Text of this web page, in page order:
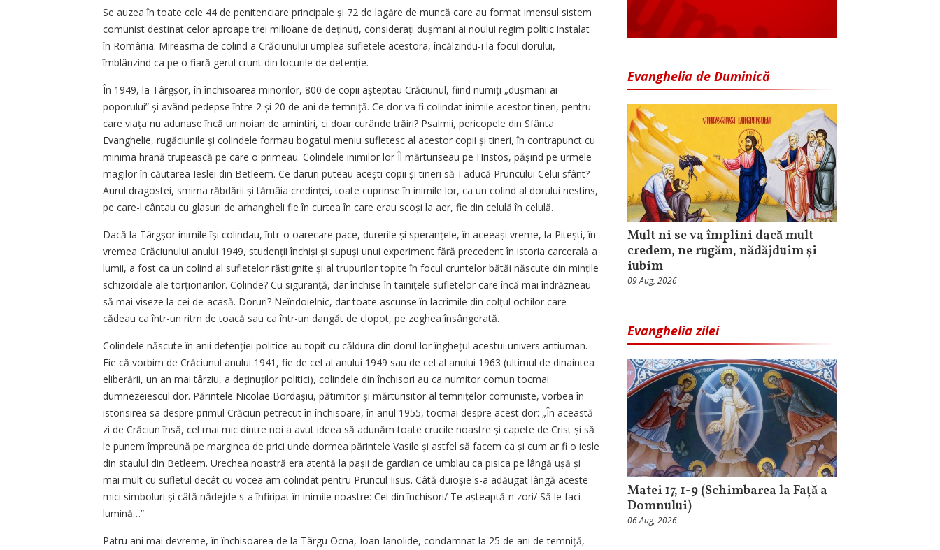
Se auzea în toate cele 44 de penitenciare principale și 72 de lagăre de muncă care au format imensul sistem
comunist destinat celor aproape trei milioane de deținuți, considerați dușmani ai noului regim politic instalat
în România. Mireasma de colind a Crăciunului umplea sufletele acestora, încălzindu-i la focul dorului,
îmblânzind ca pe o fiară gerul crunt din locurile de detenție.
În 1949, la Târgșor, în închisoarea minorilor, 800 de copii așteptau Crăciunul, fiind numiți „dușmani ai
poporului” și având pedepse între 2 și 20 de ani de temniță. Ce dor va fi colindat inimile acestor tineri, pentru
care viața nu adunase încă un noian de amintiri, ci doar curânde trăiri? Psalmii, pericopele din Sfânta
Evanghelie, rugăciunile și colindele formau bogatul meniu sufletesc al acestor copii și tineri, în contrapunct cu
minima hrană trupească pe care o primeau. ­Colindele inimilor lor Îl mărturiseau pe Hristos, pășind pe urmele
magilor în căutarea Ieslei din Betleem. Ce daruri puteau acești copii și tineri să-I aducă Pruncului Celui sfânt?
Aurul dragostei, smirna răbdării și tămâia credinței, toate cuprinse în inimile lor, ca un colind al dorului nestins,
pe care-l cântau cu glasuri de arhangheli fie în curtea în care erau scoși la aer, fie din celulă în celulă.
Dacă la Târgșor inimile își colindau, într-o oarecare pace, durerile și speranțele, în aceeași vreme, la Pitești, în
vremea Crăciunului anului 1949, studenții închiși și supuși unui experiment fără precedent în istoria carcerală a
lumii, a fost ca un colind al sufletelor răstignite și al trupurilor topite în focul cruntelor bătăi născute din mințile
schizoidale ale torționarilor. Colinde? Cu sigu­ranță, dar închise în tainițele sufletelor care încă mai îndrăzneau
să mai viseze la cei de-acasă. Doruri? Neîndoielnic, dar toate ascunse în lacrimile din colțul ochilor care
cădeau ca într-un ritm de toacă sau ca într-un dangăt de clopot, pe zeghea însângerată.
Colindele născute în anii detenției politice au topit cu căldura din dorul lor înghețul acestui univers antiuman.
Fie că vorbim de Crăciunul anului 1941, fie de cel al anului 1949 sau de cel al anului 1963 (ultimul de dinaintea
eliberării, un an mai târziu, a deținuților politici), colindele din închisori au ca numitor comun tocmai
dumnezeiescul dor. Părintele Nicolae Bordașiu, pătimitor și mărturisitor al temnițelor comuniste, vorbea în
istorisirea sa despre primul Crăciun petrecut în închisoare, în anul 1955, tocmai despre acest dor: „În această
zi de Crăciun însă, cel mai mic dintre noi a avut ideea să adunăm toate crucile noastre și capete de Crist și să
le punem împreună pe marginea de prici unde dormea părintele Vasile și astfel să facem ca și cum ar fi o iesle
din staulul din Betleem. Urechea noastră era atentă la pașii de gardian ce umblau ca pisica pe lângă ușă și
mai mult cu sufletul decât cu vocea am colindat pentru Pruncul Iisus. Câtă duioșie s-a adăugat lângă aceste
mici simboluri și câtă nădejde s-a înfiripat în inimile noastre: Cei din închisori/ Te așteaptă-n zori/ Să le faci
lumină…”
Patru ani mai devreme, în închisoarea de la Târgu Ocna, Ioan Ianolide, condamnat la 25 de ani de temniță,
Evanghelia de Duminică
Mult ni se va împlini dacă mult
credem, ne rugăm, nădăjduim și
iubim
09 Aug, 2026
Evanghelia zilei
Matei 17, 1-9 (Schimbarea la Față a
Domnului)
06 Aug, 2026